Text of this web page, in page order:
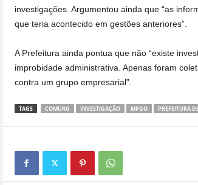
investigações. Argumentou ainda que “as
que teria acontecido em gestões anteriores”.
A Prefeitura ainda pontua que não “existe
improbidade administrativa. Apenas foram
contra um grupo empresarial”.
TAGS COMURG INVESTIGAÇÃO MPGO PREFEITURA